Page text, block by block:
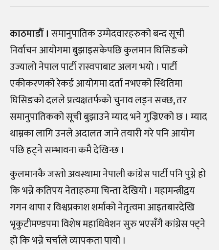
काठमाडौँ । समानुपातिक उम्मेदवारहरुको बन्द सूची
निर्वाचन आयोगमा बुझाइसकेपछि कुलमान घिसिङको
उज्यालो नेपाल पार्टी रास्वपाबाट अलग भयो । पार्टी
एकीकरणको रेकर्ड आयोगमा दर्ता नभएको स्थितिमा
घिसिङको दलले प्रत्यक्षतर्फको चुनाव लड्न सक्छ, तर
समानुपातिकको सूची बुझाउने म्याद भने गुज्रिएको छ । म्याद
थाम्नका लागि उनले अदालत जाने तयारी गरे पनि आयोग
पछि हट्ने सम्भावना कमै देखिन्छ ।
कुलमानकै जस्तो अवस्थामा नेपाली कांग्रेस पार्टी पनि पुग्ने हो
कि भन्ने कतिपय नेताहरुमा चिन्ता देखियो । महामन्त्रीद्वय
गगन थापा र विश्वप्रकाश शर्माको नेतृत्वमा आइतबारदेखि
भृकुटीमण्डपमा विशेष महाधिवेशन सुरु भएसँगै कांग्रेस फ्ट्ने
हो कि भन्ने चर्चाले व्यापकता पायो ।